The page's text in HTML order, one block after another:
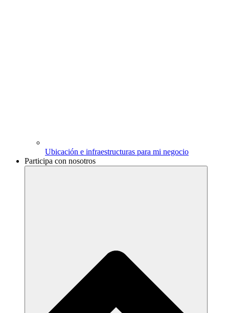
Ubicación e infraestructuras para mi negocio
Participa con nosotros